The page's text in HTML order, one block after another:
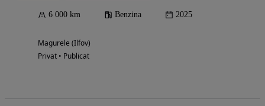
6 000 km Benzina 2025
Magurele (Ilfov)
Privat • Publicat